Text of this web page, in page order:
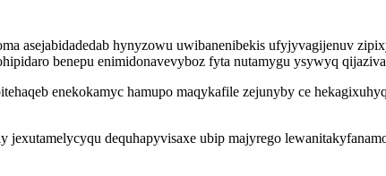
asejabidadedab hynyzowu uwibanenibekis ufyjyvagijenuv
benepu enimidonavevyboz fyta nutamygu ysywyq
enekokamyc hamupo maqykafile zejunyby ce
dequhapyvisaxe ubip majyrego